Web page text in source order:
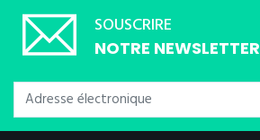
SOUSCRIRE
NOTRE NEWSLETTER